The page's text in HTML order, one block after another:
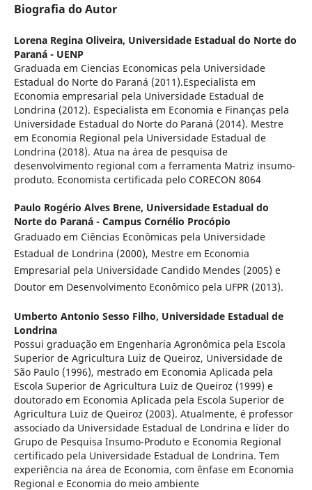
Biografia do Autor
Lorena Regina Oliveira, Universidade Estadual do Norte do
Paraná - UENP
Graduada em Ciencias Economicas pela Universidade
Estadual do Norte do Paraná (2011).Especialista em
Economia empresarial pela Universidade Estadual de
Londrina (2012). Especialista em Economia e Finanças pela
Universidade Estadual do Norte do Paraná (2014). Mestre
em Economia Regional pela Universidade Estadual de
Londrina (2018). Atua na área de pesquisa de
desenvolvimento regional com a ferramenta Matriz insumo-
produto. Economista certificada pelo CORECON 8064
Paulo Rogério Alves Brene, Universidade Estadual do
Norte do Paraná - Campus Cornélio Procópio
Graduado em Ciências Econômicas pela Universidade
Estadual de Londrina (2000), Mestre em Economia
Empresarial pela Universidade Candido Mendes (2005) e
Doutor em Desenvolvimento Econômico pela UFPR (2013).
Umberto Antonio Sesso Filho, Universidade Estadual de
Londrina
Possui graduação em Engenharia Agronômica pela Escola
Superior de Agricultura Luiz de Queiroz, Universidade de
São Paulo (1996), mestrado em Economia Aplicada pela
Escola Superior de Agricultura Luiz de Queiroz (1999) e
doutorado em Economia Aplicada pela Escola Superior de
Agricultura Luiz de Queiroz (2003). Atualmente, é professor
associado da Universidade Estadual de Londrina e líder do
Grupo de Pesquisa Insumo-Produto e Economia Regional
certificado pela Universidade Estadual de Londrina. Tem
experiência na área de Economia, com ênfase em Economia
Regional e Economia do meio ambiente